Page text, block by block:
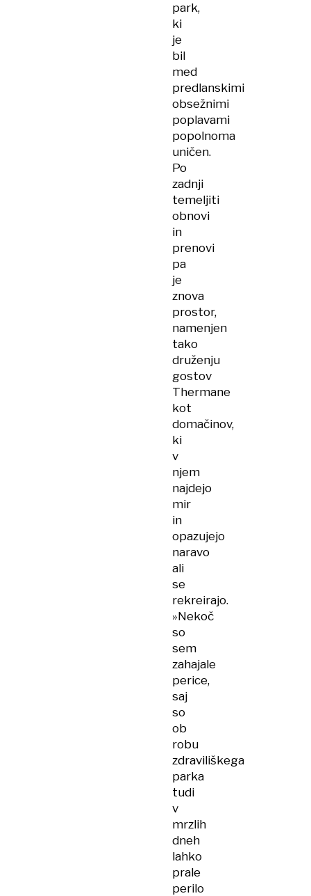
park,
ki
je
bil
med
predlanskimi
obsežnimi
poplavami
popolnoma
uničen.
Po
zadnji
temeljiti
obnovi
in
prenovi
pa
je
znova
prostor,
namenjen
tako
druženju
gostov
Thermane
kot
domačinov,
ki
v
njem
najdejo
mir
in
opazujejo
naravo
ali
se
rekreirajo.
»Nekoč
so
sem
zahajale
perice,
saj
so
ob
robu
zdraviliškega
parka
tudi
v
mrzlih
dneh
lahko
prale
perilo